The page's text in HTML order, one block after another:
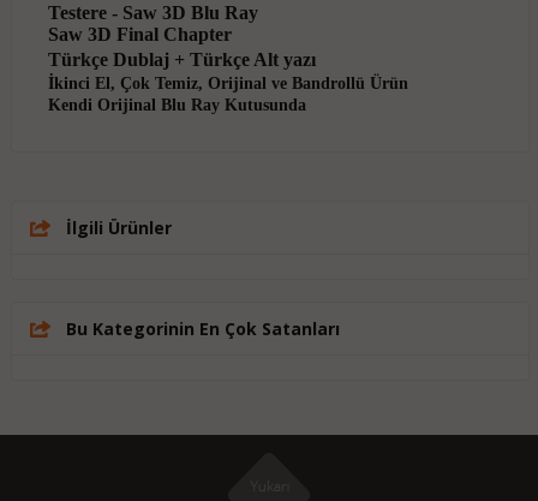
Testere - Saw 3D Blu Ray
Saw 3D Final Chapter
Türkçe Dublaj + Türkçe Alt yazı
İkinci El, Çok Temiz, Orijinal ve Bandrollü Ürün
Kendi Orijinal Blu Ray Kutusunda
İlgili Ürünler
Bu Kategorinin En Çok Satanları